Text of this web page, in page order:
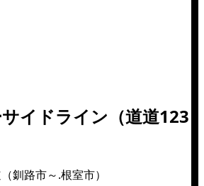
イドライン（道道123
釧路市～.根室市）